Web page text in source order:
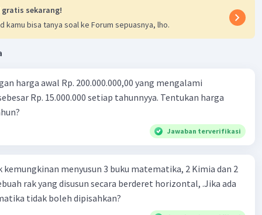
gratis sekarang!
kamu bisa tanya soal ke Forum sepuasnya, lho.
harga awal Rp. 200.000.000,00 yang mengalami
Rp. 15.000.000 setiap tahunnyya. Tentukan harga
Jawaban terverifikasi
kemungkinan menyusun 3 buku matematika, 2 Kimia dan 2
rak yang disusun secara berderet horizontal, .Jika ada
tidak boleh dipisahkan?